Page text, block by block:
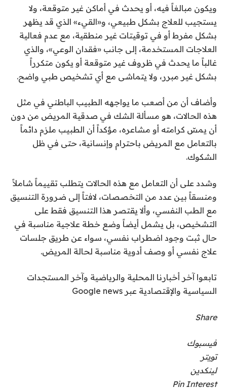
ويكون مبالغاً فيه، أو يحدث في أماكن غير متوقعة، ولا
يستجيب للعلاج بشكل طبيعي، و«القيء» الذي قد يظهر
بشكل مفرط أو في توقيتات غير منطقية، مع عدم فعالية
العلاجات المستخدمة، إلى جانب «فقدان الوعي»، والذي
غالباً ما يحدث في ظروف غير متوقعة أو يكون متكرراً
بشكل غير مبرر، ولا يتماشى مع أي تشخيص طبي واضح.
وأضاف أن من أصعب ما يواجهه الطبيب الباطني في مثل
هذه الحالات، هو مسألة الشك في صدقية المريض من دون
أن يمسّ كرامته أو مشاعره، مؤكداً أن الطبيب ملزم دائماً
بالتعامل مع المريض باحترام وإنسانية، حتى في ظل
الشكوك.
وشدد على أن التعامل مع هذه الحالات يتطلب تقييماً شاملاً
ومنسقاً بين عدد من التخصصات، لافتاً إلى ضرورة التنسيق
مع الطب النفسي، وألا يقتصر هذا التنسيق فقط على
التشخيص، بل يشمل أيضاً وضع خطة علاجية مناسبة في
حال ثبت وجود اضطراب نفسي، سواء عن طريق جلسات
علاج نفسي أو وصف أدوية مناسبة لحالة المريض.
تابعوا آخر أخبارنا المحلية والرياضية وآخر المستجدات
السياسية والإقتصادية عبر Google news
Share
فيسبوك
تويتر
لينكدين
Pin Interest